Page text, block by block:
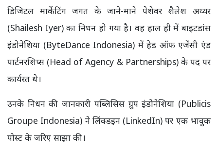
डिजिटल मार्केटिंग जगत के जाने-माने पेशेवर शैलेश अय्यर
(Shailesh Iyer) का निधन हो गया है। वह हाल ही में बाइटडांस
इंडोनेशिया (ByteDance Indonesia) में हेड ऑफ एजेंसी एंड
पार्टनरशिप्स (Head of Agency & Partnerships) के पद पर
कार्यरत थे।
उनके निधन की जानकारी पब्लिसिस ग्रुप इंडोनेशिया (Publicis
Groupe Indonesia) ने लिंक्डइन (LinkedIn) पर एक भावुक
पोस्ट के जरिए साझा की।